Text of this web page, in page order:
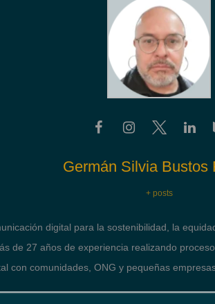
Germán Silvia Bustos
+ posts
digital para la sostenibilidad, la
de 27 años de experiencia realizando
con comunidades, ONG y pequeñas